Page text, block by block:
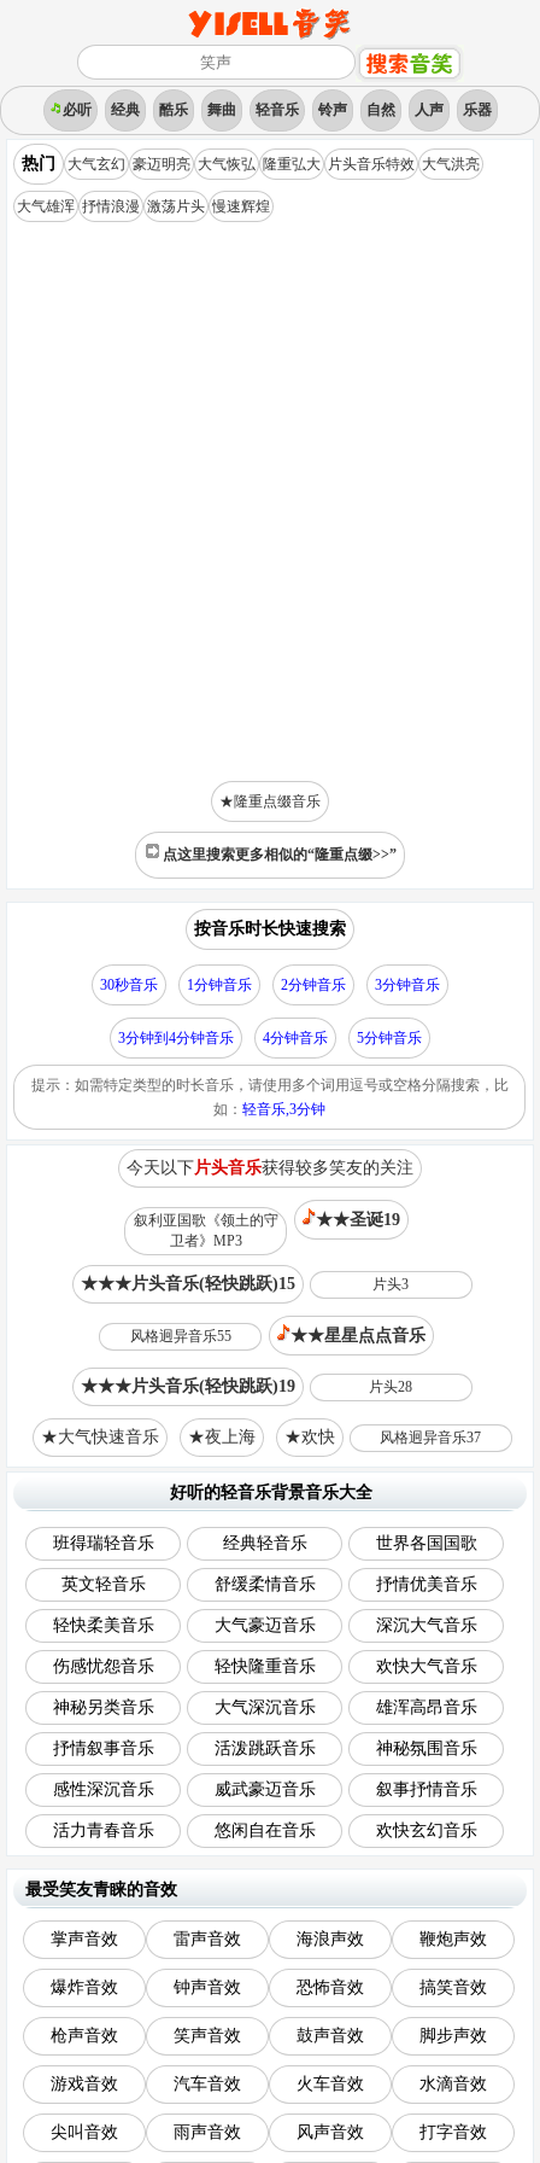
必听 经典 酷乐 舞曲 轻音乐 铃声 自然 人声 乐器
热门 大气玄幻 豪迈明亮 大气恢弘 隆重弘大 片头音乐特效 大气洪亮
大气雄浑 抒情浪漫 激荡片头 慢速辉煌
★隆重点缀音乐
点这里搜索更多相似的“隆重点缀>>”
按音乐时长快速搜索
30秒音乐 1分钟音乐 2分钟音乐 3分钟音乐
3分钟到4分钟音乐 4分钟音乐 5分钟音乐
提示：如需特定类型的时长音乐，请使用多个词用逗号或空格分隔搜索，比
如：轻音乐,3分钟
今天以下片头音乐获得较多笑友的关注
叙利亚国歌《领土的守
卫者》MP3
★★圣诞19
★★★片头音乐(轻快跳跃)15 片头3
风格迥异音乐55 ★★星星点点音乐
★★★片头音乐(轻快跳跃)19 片头28
★大气快速音乐 ★夜上海 ★欢快 风格迥异音乐37
好听的轻音乐背景音乐大全
班得瑞轻音乐 经典轻音乐 世界各国国歌
英文轻音乐 舒缓柔情音乐 抒情优美音乐
轻快柔美音乐 大气豪迈音乐 深沉大气音乐
伤感忧怨音乐 轻快隆重音乐 欢快大气音乐
神秘另类音乐 大气深沉音乐 雄浑高昂音乐
抒情叙事音乐 活泼跳跃音乐 神秘氛围音乐
感性深沉音乐 威武豪迈音乐 叙事抒情音乐
活力青春音乐 悠闲自在音乐 欢快玄幻音乐
最受笑友青睐的音效
掌声音效 雷声音效 海浪声效 鞭炮声效
爆炸音效 钟声音效 恐怖音效 搞笑音效
枪声音效 笑声音效 鼓声音效 脚步声效
游戏音效 汽车音效 火车音效 水滴音效
尖叫音效 雨声音效 风声音效 打字音效